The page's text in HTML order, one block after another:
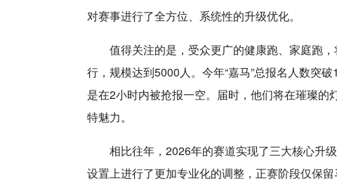
对赛事进行了全方位、系统性的升级优化。
值得关注的是，受众更广的健康跑、家庭跑
行，规模达到5000人。今年“嘉马”总报名人数突
是在2小时内被抢报一空。届时，他们将在璀璨
特魅力。
相比往年，2026年的赛道实现了三大核心升
设置上进行了更加专业化的调整，正赛阶段仅保